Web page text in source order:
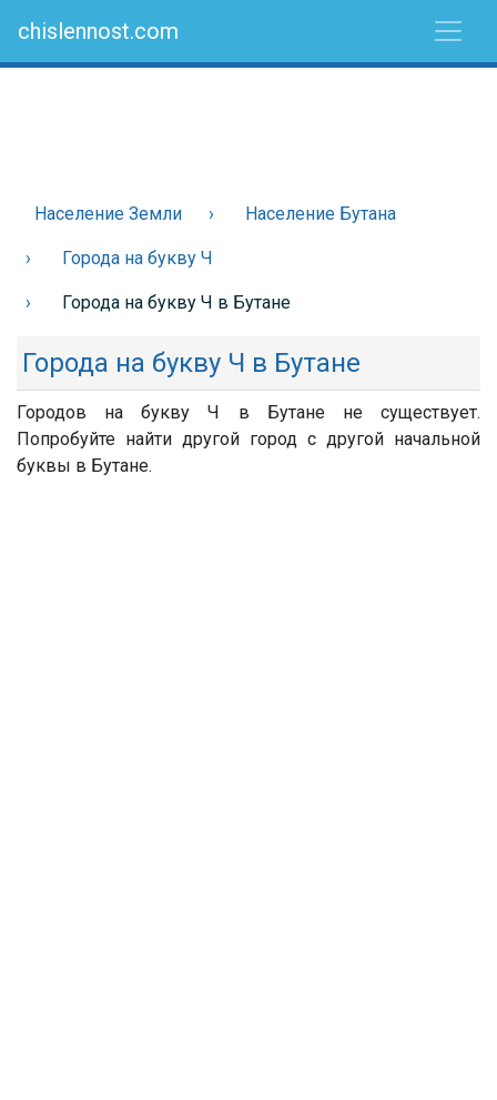
chislennost.com
Население Земли Население Бутана
Города на букву Ч
Города на букву Ч в Бутане
Города на букву Ч в Бутане
Городов на букву Ч в Бутане не существует.
Попробуйте найти другой город с другой начальной
буквы в Бутане.